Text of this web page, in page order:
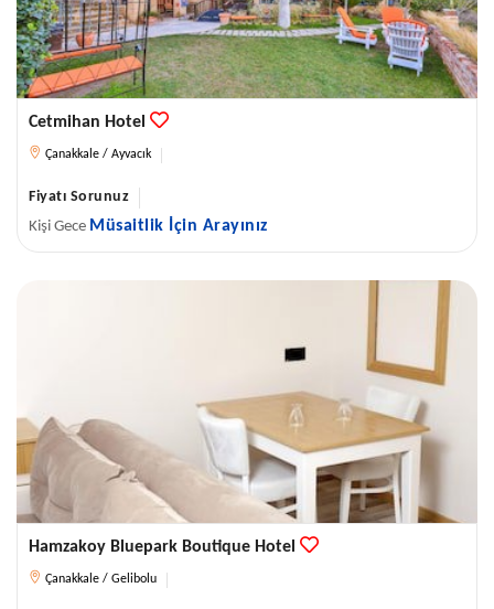
Cetmihan Hotel
Çanakkale / Ayvacık
Fiyatı Sorunuz
Kişi Gece Müsaitlik İçin Arayınız
Hamzakoy Bluepark Boutique Hotel
Çanakkale / Gelibolu